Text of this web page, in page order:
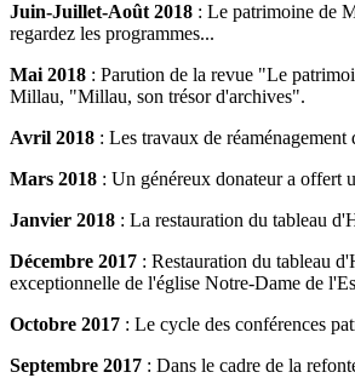
Juin-Juillet-Août 2018 : Le patrimoine de
regardez les programmes...
Mai 2018 : Parution de la revue "Le
Millau, "Millau, son trésor d'archives".
Avril 2018 : Les travaux de
Mars 2018 : Un généreux donateur a offert
Janvier 2018 : La restauration du tableau
Décembre 2017 : Restauration du tableau
exceptionnelle de l'église Notre-Dame de
Octobre 2017 : Le cycle des conférences
Septembre 2017 : Dans le cadre de la